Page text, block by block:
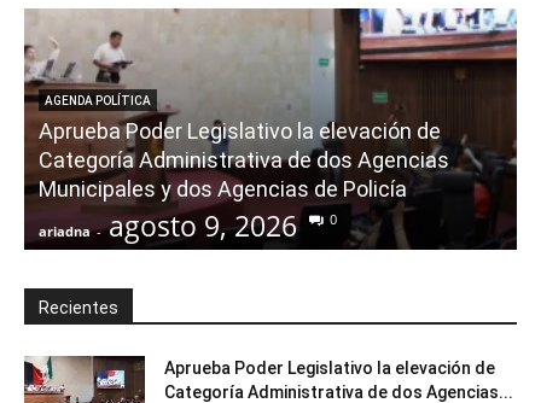
AGENDA POLÍTICA
Aprueba Poder Legislativo la elevación de
Categoría Administrativa de dos Agencias
Municipales y dos Agencias de Policía
ariadna - agosto 9, 2026 0
Recientes
Aprueba Poder Legislativo la elevación de
Categoría Administrativa de dos Agencias...